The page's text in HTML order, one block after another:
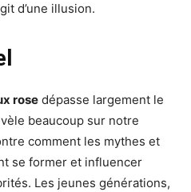
d’une illusion.
rose dépasse largement le
beaucoup sur notre
comment les mythes et
se former et influencer
Les jeunes générations,